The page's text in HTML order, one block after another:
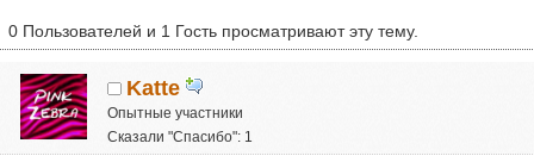
0 Пользователей и 1 Гость просматривают эту тему.
Katte
Опытные участники
Сказали "Спасибо": 1